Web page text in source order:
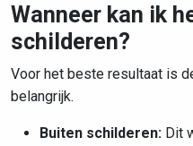
Wanneer kan ik
schilderen?
Voor het beste resultaat is
belangrijk.
Buiten schilderen: Dit